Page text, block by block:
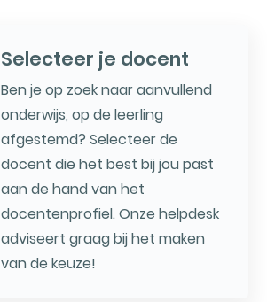
Selecteer je docent
Ben je op zoek naar aanvullend
onderwijs, op de leerling
afgestemd? Selecteer de
docent die het best bij jou past
aan de hand van het
docentenprofiel. Onze helpdesk
adviseert graag bij het maken
van de keuze!